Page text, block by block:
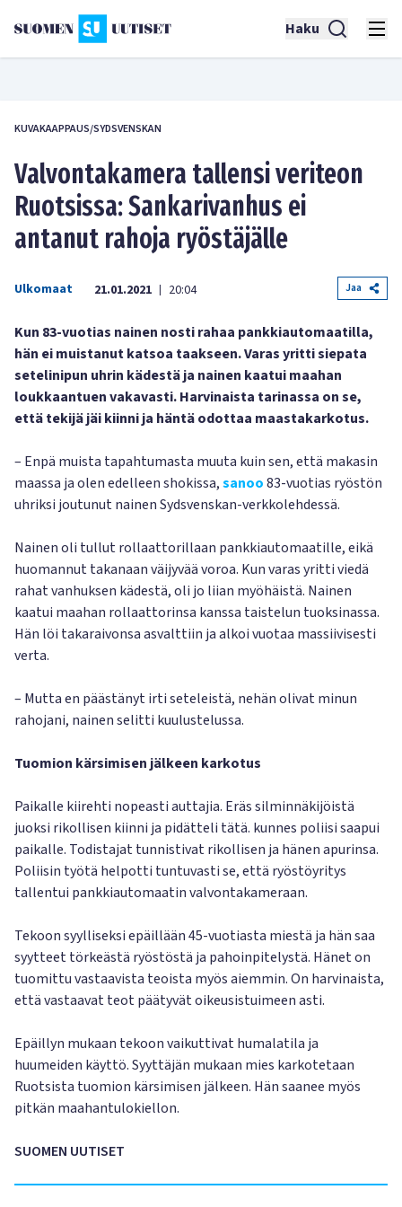
Haku
KUVAKAAPPAUS/SYDSVENSKAN
Valvontakamera tallensi veriteon
Ruotsissa: Sankarivanhus ei
antanut rahoja ryöstäjälle
Ulkomaat 21.01.2021 | 20:04 Jaa
Kun 83-vuotias nainen nosti rahaa pankkiautomaatilla,
hän ei muistanut katsoa taakseen. Varas yritti siepata
setelinipun uhrin kädestä ja nainen kaatui maahan
loukkaantuen vakavasti. Harvinaista tarinassa on se,
että tekijä jäi kiinni ja häntä odottaa maastakarkotus.
– Enpä muista tapahtumasta muuta kuin sen, että makasin
maassa ja olen edelleen shokissa,sanoo83-vuotias ryöstön
uhriksi joutunut nainen Sydsvenskan-verkkolehdessä.
Nainen oli tullut rollaattorillaan pankkiautomaatille, eikä
huomannut takanaan väijyvää voroa. Kun varas yritti viedä
rahat vanhuksen kädestä, oli jo liian myöhäistä. Nainen
kaatui maahan rollaattorinsa kanssa taistelun tuoksinassa.
Hän löi takaraivonsa asvalttiin ja alkoi vuotaa massiivisesti
verta.
– Mutta en päästänyt irti seteleistä, nehän olivat minun
rahojani, nainen selitti kuulustelussa.
Tuomion kärsimisen jälkeen karkotus
Paikalle kiirehti nopeasti auttajia. Eräs silminnäkijöistä
juoksi rikollisen kiinni ja pidätteli tätä. kunnes poliisi saapui
paikalle. Todistajat tunnistivat rikollisen ja hänen apurinsa.
Poliisin työtä helpotti tuntuvasti se, että ryöstöyritys
tallentui pankkiautomaatin valvontakameraan.
Tekoon syylliseksi epäillään 45-vuotiasta miestä ja hän saa
syytteet törkeästä ryöstöstä ja pahoinpitelystä. Hänet on
tuomittu vastaavista teoista myös aiemmin. On harvinaista,
että vastaavat teot päätyvät oikeusistuimeen asti.
Epäillyn mukaan tekoon vaikuttivat humalatila ja
huumeiden käyttö. Syyttäjän mukaan mies karkotetaan
Ruotsista tuomion kärsimisen jälkeen. Hän saanee myös
pitkän maahantulokiellon.
SUOMEN UUTISET